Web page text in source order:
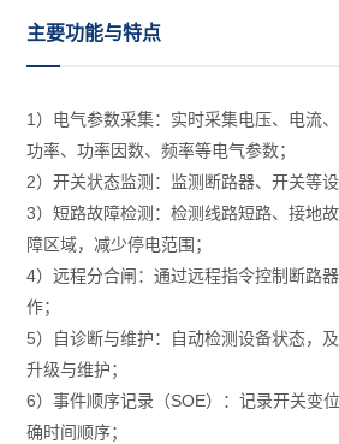
主要功能与特点
1）电气参数采集：实时采集电压、电流
功率、功率因数、频率等电气参数；
2）开关状态监测：监测断路器、开关等设
3）短路故障检测：检测线路短路、接地
障区域，减少停电范围；
4）远程分合闸：通过远程指令控制断路
作；
5）自诊断与维护：自动检测设备状态，
升级与维护；
6）事件顺序记录（SOE）：记录开关变
确时间顺序；